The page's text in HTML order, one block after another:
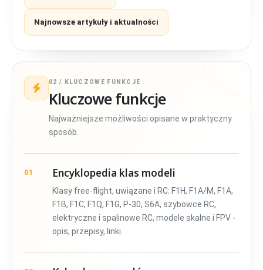
Najnowsze artykuły i aktualności
02 / KLUCZOWE FUNKCJE
Kluczowe funkcje
Najważniejsze możliwości opisane w praktyczny
sposób.
01 Encyklopedia klas modeli
Klasy free-flight, uwiązane i RC: F1H, F1A/M, F1A,
F1B, F1C, F1Q, F1G, P-30, S6A, szybowce RC,
elektryczne i spalinowe RC, modele skalne i FPV -
opis, przepisy, linki.